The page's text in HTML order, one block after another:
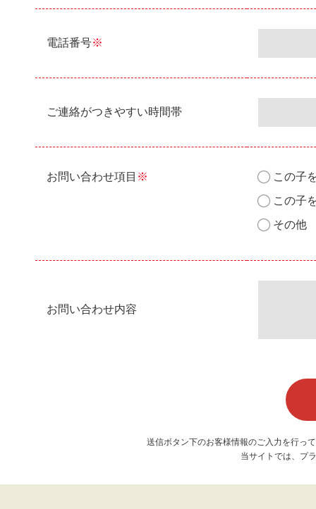
電話番号※
ご連絡がつきやすい時間帯
お問い合わせ項目 ※
この子
この子
その他
お問い合わせ内容
送信ボタン下のお客様情報のご入力を行っ
当サイトでは、プ